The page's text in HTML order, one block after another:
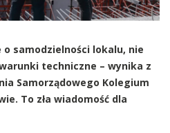
samodzielności lokalu, nie
techniczne – wynika z
Samorządowego Kolegium
To zła wiadomość dla